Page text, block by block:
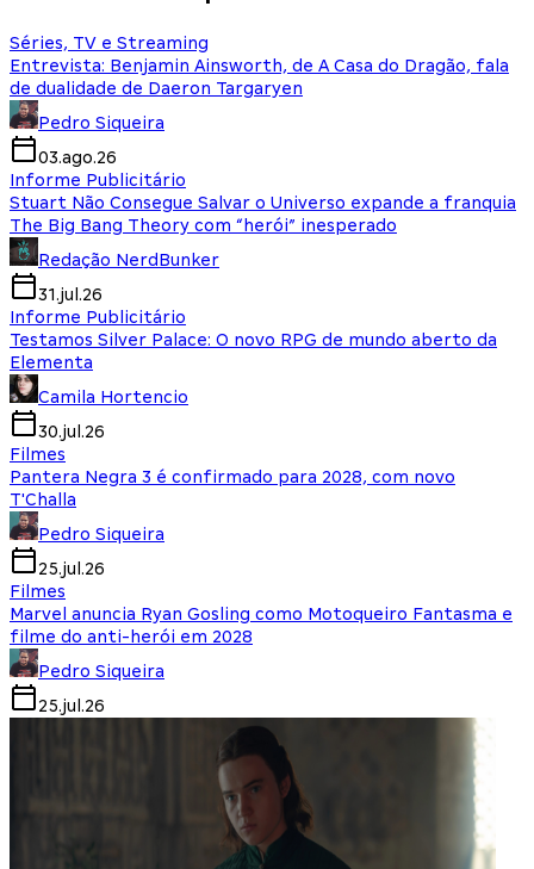
Séries, TV e Streaming
Entrevista: Benjamin Ainsworth, de A Casa do Dragão, fala
de dualidade de Daeron Targaryen
Pedro Siqueira
03.ago.26
Informe Publicitário
Stuart Não Consegue Salvar o Universo expande a franquia
The Big Bang Theory com “herói” inesperado
Redação NerdBunker
31.jul.26
Informe Publicitário
Testamos Silver Palace: O novo RPG de mundo aberto da
Elementa
Camila Hortencio
30.jul.26
Filmes
Pantera Negra 3 é confirmado para 2028, com novo
T'Challa
Pedro Siqueira
25.jul.26
Filmes
Marvel anuncia Ryan Gosling como Motoqueiro Fantasma e
filme do anti-herói em 2028
Pedro Siqueira
25.jul.26